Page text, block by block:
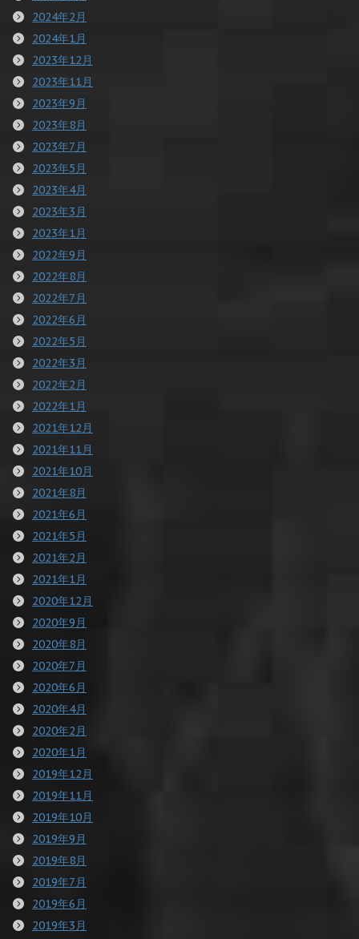
2024年2月
2024年1月
2023年12月
2023年11月
2023年9月
2023年8月
2023年7月
2023年5月
2023年4月
2023年3月
2023年1月
2022年9月
2022年8月
2022年7月
2022年6月
2022年5月
2022年3月
2022年2月
2022年1月
2021年12月
2021年11月
2021年10月
2021年8月
2021年6月
2021年5月
2021年2月
2021年1月
2020年12月
2020年9月
2020年8月
2020年7月
2020年6月
2020年4月
2020年2月
2020年1月
2019年12月
2019年11月
2019年10月
2019年9月
2019年8月
2019年7月
2019年6月
2019年3月